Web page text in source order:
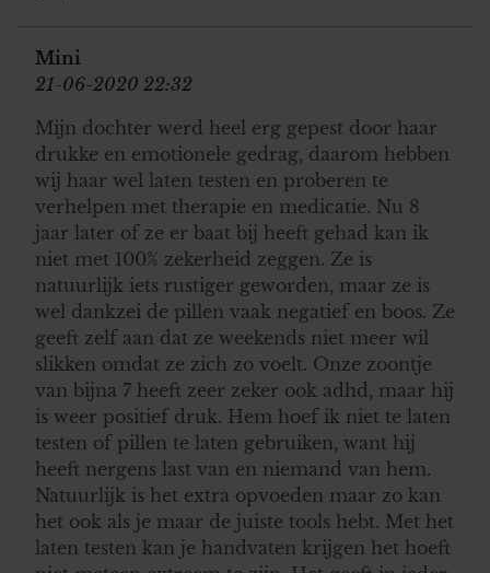
Mini
21-06-2020 22:32
Mijn dochter werd heel erg gepest door haar
drukke en emotionele gedrag, daarom hebben
wij haar wel laten testen en proberen te
verhelpen met therapie en medicatie. Nu 8
jaar later of ze er baat bij heeft gehad kan ik
niet met 100% zekerheid zeggen. Ze is
natuurlijk iets rustiger geworden, maar ze is
wel dankzei de pillen vaak negatief en boos. Ze
geeft zelf aan dat ze weekends niet meer wil
slikken omdat ze zich zo voelt. Onze zoontje
van bijna 7 heeft zeer zeker ook adhd, maar hij
is weer positief druk. Hem hoef ik niet te laten
testen of pillen te laten gebruiken, want hij
heeft nergens last van en niemand van hem.
Natuurlijk is het extra opvoeden maar zo kan
het ook als je maar de juiste tools hebt. Met het
laten testen kan je handvaten krijgen het hoeft